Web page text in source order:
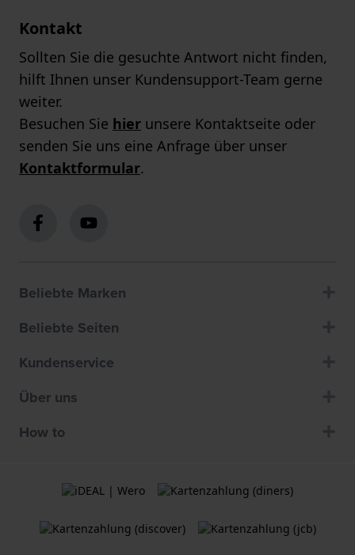
Kontakt
Sollten Sie die gesuchte Antwort nicht finden,
hilft Ihnen unser Kundensupport-Team gerne
weiter.
Besuchen Sie hier unsere Kontaktseite oder
senden Sie uns eine Anfrage über unser
Kontaktformular.
Beliebte Marken
Beliebte Seiten
Kundenservice
Über uns
How to